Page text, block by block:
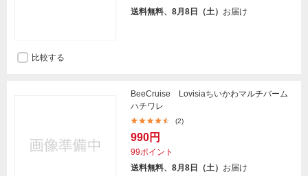
送料無料、8月8日（土） お届け
比較する
BeeCruise Lovisiaちいかわマルチバーム
ハチワレ
(2)
990円
99ポイント
送料無料、8月8日（土） お届け